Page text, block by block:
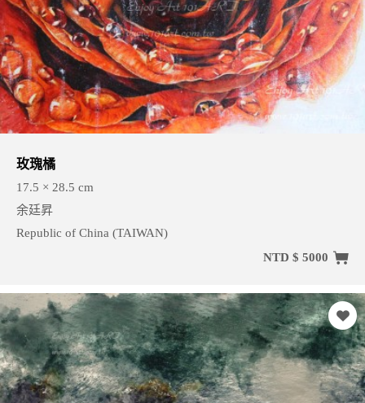
玫瑰橘
17.5 × 28.5 cm
余廷昇
Republic of China (TAIWAN)
NTD $ 5000